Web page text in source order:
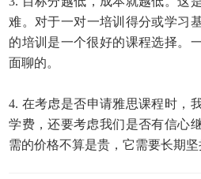
难。对于一对一培训 得分或学习
的培训是一个很好的课程选择。
面聊的。
4. 在考虑是否申请雅思课程时，
学费，还要考虑我们是否有信心
需的价格不算是贵，它需要长期